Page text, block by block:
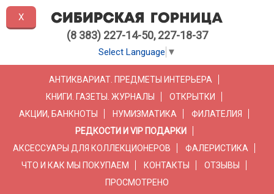
(8 383) 227-14-50, 227-18-37
Select Language ▼
АНТИКВАРИАТ. ПРЕДМЕТЫ ИНТЕРЬЕРА
КНИГИ. ГАЗЕТЫ. ЖУРНАЛЫ
ОТКРЫТКИ
АКЦИИ, БАНКНОТЫ
НУМИЗМАТИКА
ФИЛАТЕЛИЯ
РЕДКОСТИ И VIP ПОДАРКИ
АКСЕССУАРЫ ДЛЯ КОЛЛЕКЦИОНЕРОВ
ФАЛЕРИСТИКА
ЧТО И КАК МЫ ПОКУПАЕМ
КОНТАКТЫ
ОТЗЫВЫ
ПРОСМОТРЕНО
X